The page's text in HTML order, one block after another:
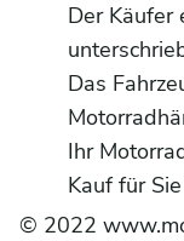
Der Käufer
Das
Ihr
Kauf für
© 2022